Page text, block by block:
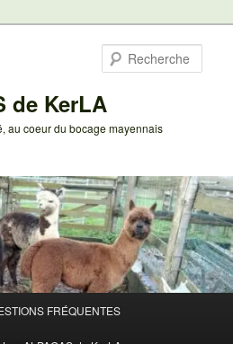
de KerLA
au coeur du bocage mayennais
FRÉQUENTES